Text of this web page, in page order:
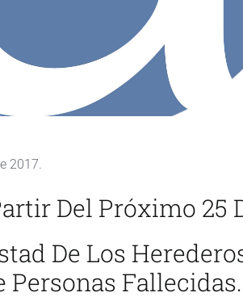
2017.
Del Próximo 25
De Los
Fallecidas.